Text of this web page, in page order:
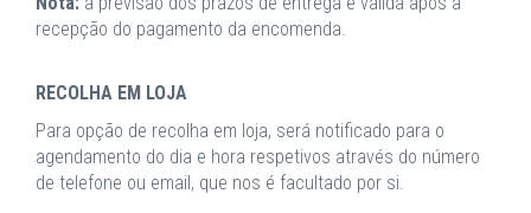
recepção do pagamento da encomenda.
RECOLHA EM LOJA
Para opção de recolha em loja, será notificado para o
agendamento do dia e hora respetivos através do número
de telefone ou email, que nos é facultado por si.